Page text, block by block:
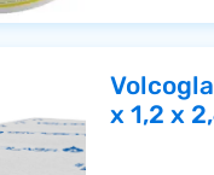
x 1,2 x